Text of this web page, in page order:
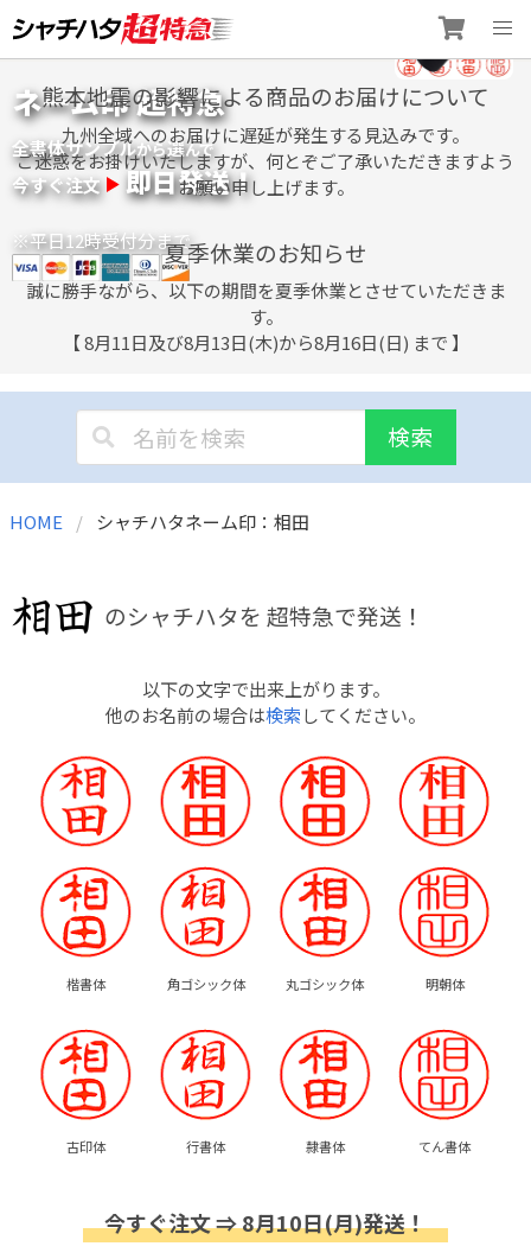
to
content
ネーム印 超特急
全書体サンプルから選んで
今すぐ注文 即日発送！
※平日12時受付分まで
熊本地震の影響による商品のお届けについて
九州全域へのお届けに遅延が発生する見込みです。
ご迷惑をお掛けいたしますが、何とぞご了承いただきますよう
お願い申し上げます。
夏季休業のお知らせ
誠に勝手ながら、以下の期間を夏季休業とさせていただきま
す。
【 8月11日及び8月13日(木)から8月16日(日) まで 】
検索
HOME シャチハタネーム印：相田
のシャチハタを 超特急で発送！
以下の文字で出来上がります。
他のお名前の場合は検索してください。
楷書体 角ゴシック体 丸ゴシック体 明朝体
古印体 行書体 隷書体 てん書体
今すぐ注文 ⇒ 8月10日(月)発送！